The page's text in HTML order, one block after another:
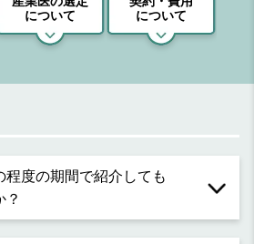
について
について
程度の期間で紹介しても
？